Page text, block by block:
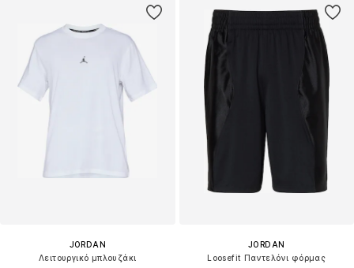
JORDAN
Λειτουργικό μπλουζάκι
JORDAN
Loosefit Παντελόνι φόρμας